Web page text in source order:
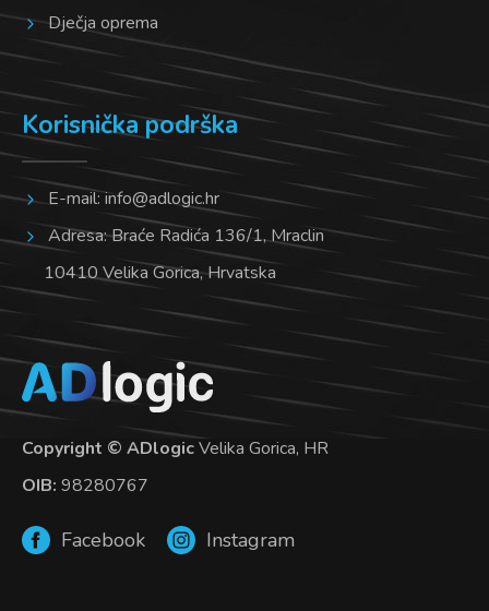
Dječja oprema
Korisnička podrška
E-mail:info@adlogic.hr
Adresa: Braće Radića 136/1, Mraclin
10410 Velika Gorica, Hrvatska
Copyright © ADlogicVelika Gorica, HR
OIB: 98280767
Facebook Instagram